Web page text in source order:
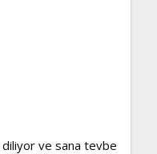
diliyor ve sana tevbe